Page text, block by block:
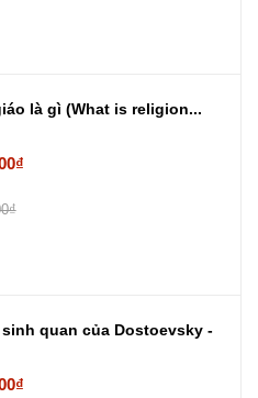
là gì (What is religion...
sinh quan của Dostoevsky -